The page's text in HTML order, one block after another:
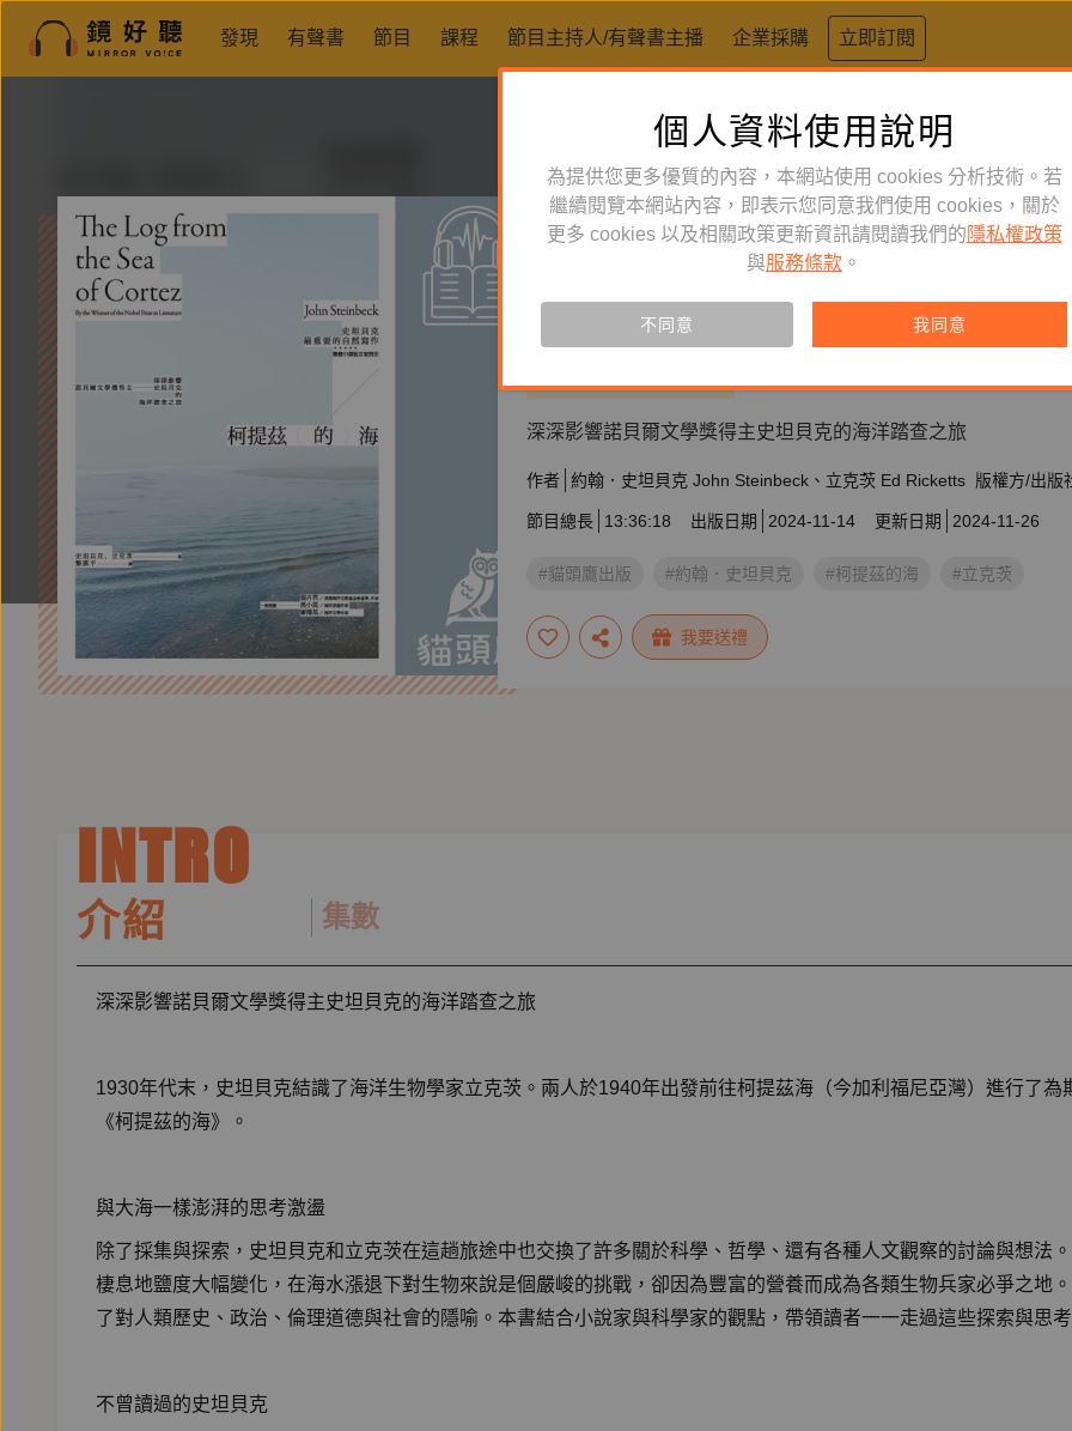
發現 有聲書 節目 課程 節目主持人/有聲書主播 企業採購 立即訂閱
單購 有聲書 文學小說
柯提茲的海（諾貝爾文學獎得主
一自然寫作經典中譯版首度在台
深深影響諾貝爾文學獎得主史坦貝克的海洋踏查之旅
作者 約翰．史坦貝克 John Steinbeck 立克茨 Ed Ricketts 版權方/出版
節目總長 13:36:18 出版日期 2024-11-14 更新日期 2024-11-26
#貓頭鷹出版 #約翰．史坦貝克 #柯提茲的海 #立克茨
我要送禮
INTRO
介紹 集數
深深影響諾貝爾文學獎得主史坦貝克的海洋踏查之旅
1930年代末，史坦貝克結識了海洋生物學家立克茨。兩人於1940年出發前往柯提茲海（今加利福尼亞灣）進行了
《柯提茲的海》。
與大海一樣澎湃的思考激盪
除了採集與探索，史坦貝克和立克茨在這趟旅途中也交換了許多關於科學、哲學、還有各種人文觀察的討論與想法
棲息地鹽度大幅變化，在海水漲退下對生物來說是個嚴峻的挑戰，卻因為豐富的營養而成為各類生物兵家必爭之地
了對人類歷史、政治、倫理道德與社會的隱喻。本書結合小說家與科學家的觀點，帶領讀者一一走過這些探索與思考
不曾讀過的史坦貝克
個人資料使用說明
為提供您更多優質的內容，本網站使用 cookies 分析技術。若
繼續閱覽本網站內容，即表示您同意我們使用 cookies，關於
更多 cookies 以及相關政策更新資訊請閱讀我們的 隱私權政策
與服務條款 。
不同意 我同意